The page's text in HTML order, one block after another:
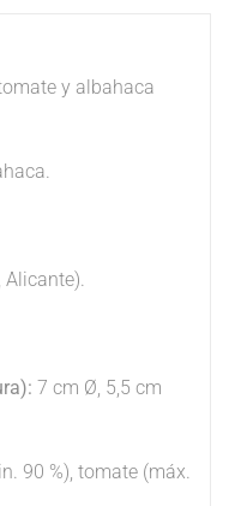
y albahaca
Alicante).
7 cm Ø, 5,5 cm
90 %), tomate (máx.